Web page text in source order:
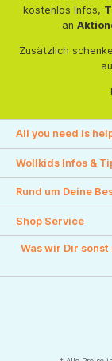
kostenlos Infos,
an
Zusätzlich
All you need is
Wollkids Infos &
Rund um Deine
Shop Service
Was wir Dir